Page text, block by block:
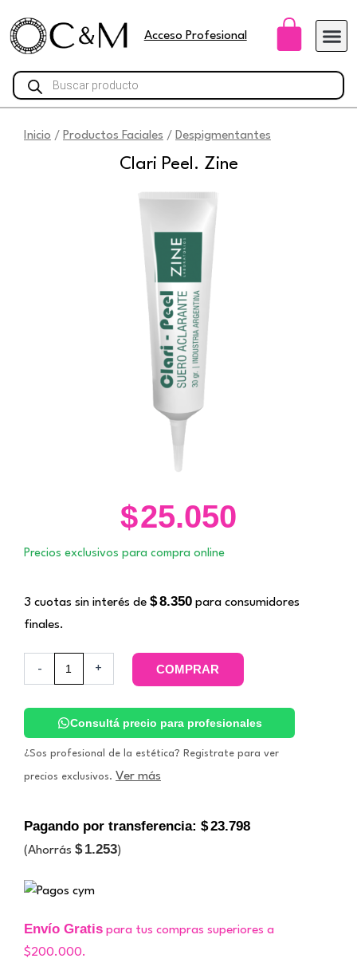
contenido
Acceso Profesional
Búsqueda
de
productos
Inicio / Productos Faciales / Despigmentantes
Clari Peel. Zine
$25.050
Precios exclusivos para compra online
3 cuotas sin interés de $8.350 para consumidores
finales.
-
Clari
Peel.
cantidad
+ COMPRAR
Consultá precio para profesionales
¿Sos profesional de la estética? Registrate para ver
precios exclusivos. Ver más
Pagando por transferencia: $23.798
(Ahorrás $ 1.253)
Envío Gratis para tus compras superiores a
$200.000.